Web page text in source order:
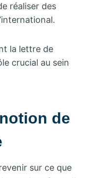
réaliser des
la lettre de
crucial au sein
de
sur ce que